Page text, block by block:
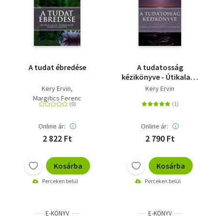
A tudat ébredése
Kery Ervin
Margitics Ferenc
Online ár:
2 822 Ft
Kosárba
Perceken belül
A tudatosság
kézikönyve - Útikalauz
önmagadhoz és
Kery Ervin
Online ár:
2 790 Ft
Kosárba
Perceken belül
E-KÖNYV E-KÖNYV